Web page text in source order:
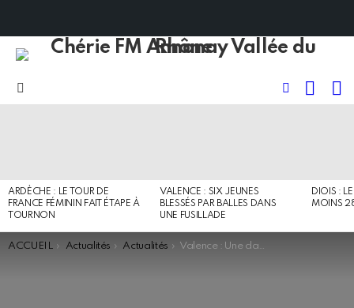
FOLLOW
ARDÈCHE : LE TOUR DE
FRANCE FÉMININ FAIT ÉTAPE À
TOURNON
VALENCE : SIX JEUNES
BLESSÉS PAR BALLES DANS
UNE FUSILLADE
DIOIS :
MOINS
You are here:
ACCUEIL Actualités Actualités Valence : Une dame de 79 ans grièvement blessée sur la Lacra